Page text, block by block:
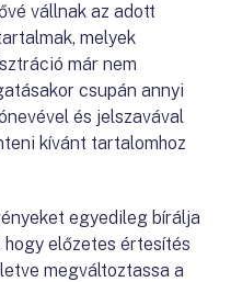
vállnak az adott
melyek
már nem
csupán annyi
és jelszavával
kívánt tartalomhoz
egyedileg bírálja
előzetes értesítés
megváltoztassa a